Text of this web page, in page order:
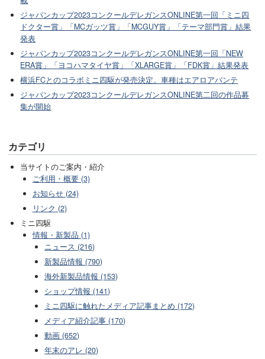
ジャパンカップ2023コンクールデレガンスONLINE第一回「ミニ四
ドクター賞」「MCガッツ賞」「MCGUY賞」「テーマ部門賞」結果
発表
ジャパンカップ2023コンクールデレガンスONLINE第一回「NEW
ERA賞」「ヨコハマタイヤ賞」「XLARGE賞」「FDK賞」結果発表
横浜FCとのコラボミニ四駆が発売決定。車種はエアロアバンテ
ジャパンカップ2023コンクールデレガンスONLINE第二回の作品募
集が開始
カテゴリ
当サイトのご案内・紹介
ご利用・概要 (3)
お知らせ (24)
リンク (2)
ミニ四駆
情報・新製品 (1)
ニュース (216)
新製品情報 (790)
海外新製品情報 (153)
ショップ情報 (141)
ミニ四駆に触れたメディア記事まとめ (172)
メディア紹介記事 (170)
動画 (652)
年末のアレ (20)